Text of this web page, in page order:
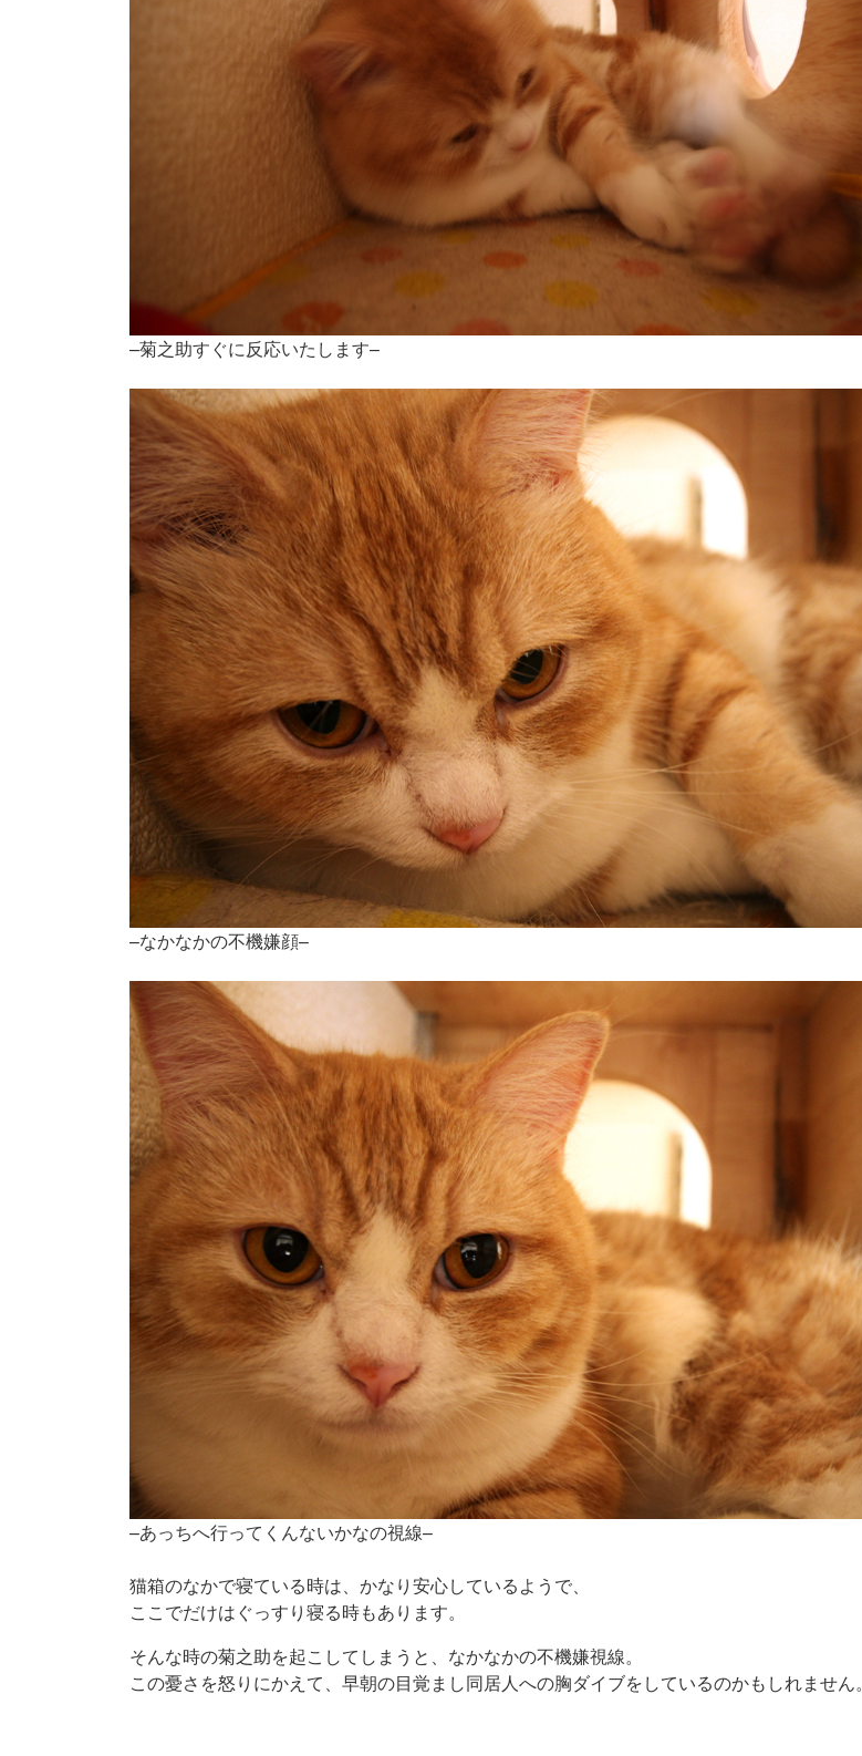
–菊之助すぐに反応いたします–
–なかなかの不機嫌顔–
–あっちへ行ってくんないかなの視線–
猫箱のなかで寝ている時は、かなり安心しているようで、
ここでだけはぐっすり寝る時もあります。
そんな時の菊之助を起こしてしまうと、なかなかの不機嫌視線。
この憂さを怒りにかえて、早朝の目覚まし同居人への胸ダイブをしているのかもしれません。